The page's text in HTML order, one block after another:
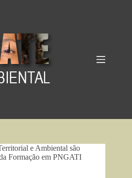
e Ambiental são
Formação em PNGATI